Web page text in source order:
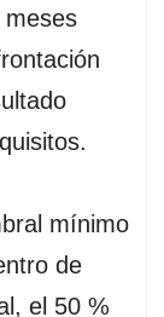
mínimo
de
el 50 %